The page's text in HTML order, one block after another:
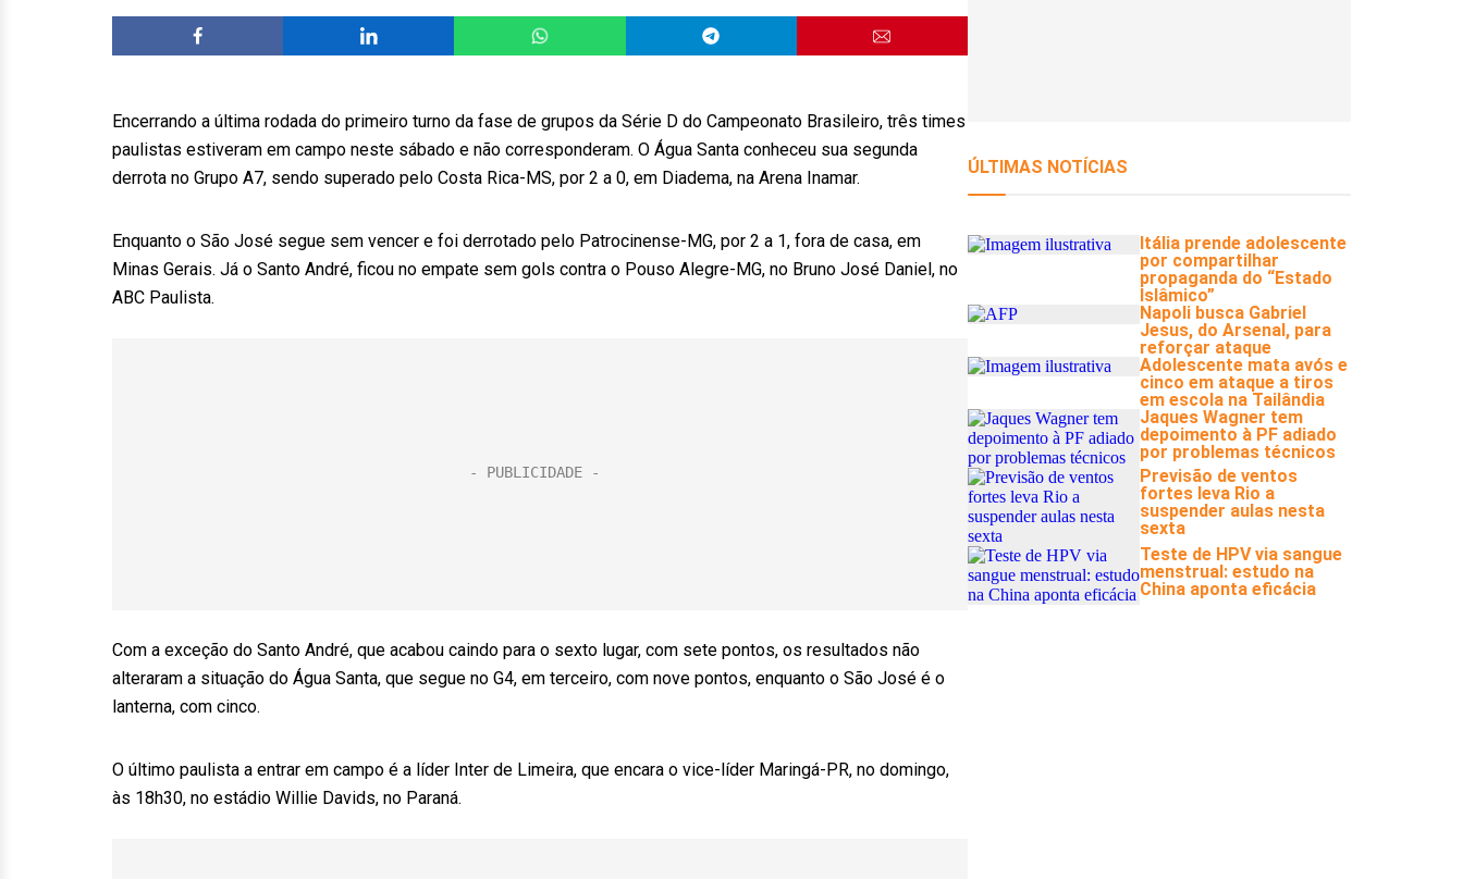
Encerrando a última rodada do primeiro turno da fase de grupos da Série D do Campeonato Brasileiro, três times
paulistas estiveram em campo neste sábado e não corresponderam. O Água Santa conheceu sua segunda
derrota no Grupo A7, sendo superado pelo Costa Rica-MS, por 2 a 0, em Diadema, na Arena Inamar.
Enquanto o São José segue sem vencer e foi derrotado pelo Patrocinense-MG, por 2 a 1, fora de casa, em
Minas Gerais. Já o Santo André, ficou no empate sem gols contra o Pouso Alegre-MG, no Bruno José Daniel, no
ABC Paulista.
Com a exceção do Santo André, que acabou caindo para o sexto lugar, com sete pontos, os resultados não
alteraram a situação do Água Santa, que segue no G4, em terceiro, com nove pontos, enquanto o São José é o
lanterna, com cinco.
O último paulista a entrar em campo é a líder Inter de Limeira, que encara o vice-líder Maringá-PR, no domingo,
às 18h30, no estádio Willie Davids, no Paraná.